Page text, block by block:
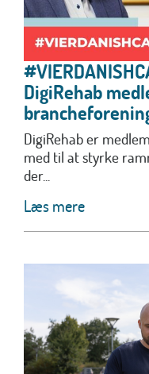
DigiRehab
DigiRehab er
med til at styrke
der...
Læs mere